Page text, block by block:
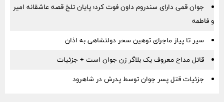
جوان قمی دارای سندروم داون فوت کرد؛ پایان تلخ قصه عاشقانه امیر
و فاطمه
سیر تا پیاز ماجرای توهین سحر دولتشاهی به اذان
قاتل مداح معروف یک بلاگر زن جوان است + جزئیات
جزئیات قتل پسر جوان توسط پدرش در شاهرود